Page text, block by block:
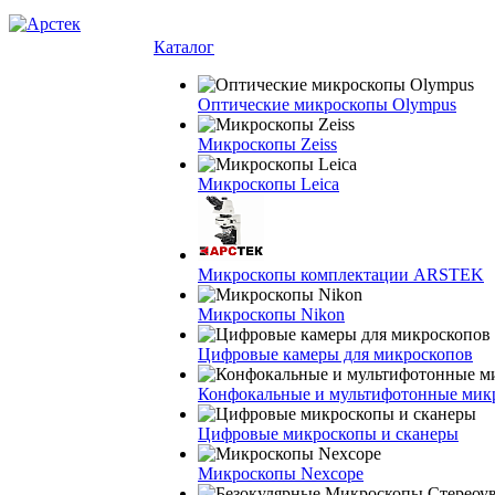
Каталог
Оптические микроскопы Olympus
Микроскопы Zeiss
Микроскопы Leica
Микроскопы комплектации ARSTEK
Микроскопы Nikon
Цифровые камеры для микроскопов
Конфокальные и мультифотонные
Цифровые микроскопы и сканеры
Микроскопы Nexcope